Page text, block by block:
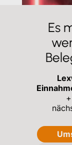
Es